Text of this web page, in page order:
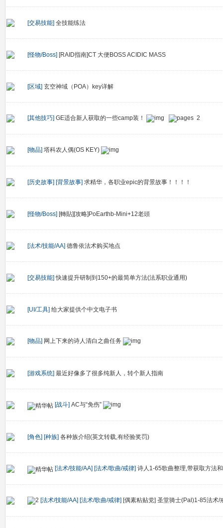
[交易技能] 全技能练法
[怪物/Boss] [RAID指南]CT 大便BOSS ACIDIC MASS
[区域] 玄空神域（POA）key详解
[其他技巧] GE适合新人获取的一些camp装！ 2
[物品] 塔科农人偶(OS KEY)
[历史故事] [背景故事] 求精华，各职业epic的背景故事！！！！
[怪物/Boss] [轉貼][攻略]PoEarthb-Mini+12老頭
[法术/技能/AA] 德鲁依法术购买地点
[交易技能] 快速提升研制到150+的最简单方法(法系职业通用)
[UI/工具] 给大家提供个中文电子书
[物品] 网上下来的诗人清白之曲任务
[游戏系统] 最近好像多了很多纯新人，转个新人指南
[战斗] AC与“免伤”
[角色] [种族] 各种族介绍(英文转载,有经验奖罚)
[法术/技能/AA] [法术/歌曲/戒律] 诗人1-65歌曲整理,带获取方法
[法术/技能/AA] [法术/歌曲/戒律] [偶素粘贴党] 圣堂骑士(Pal)1-85法术/